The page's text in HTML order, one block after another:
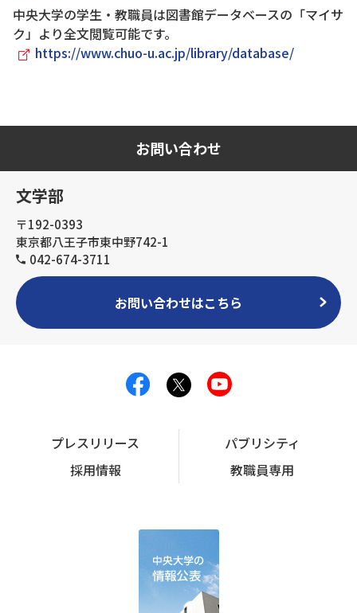
中央大学の学生・教職員は図書館データベースの「マイサ
ク」より全文閲覧可能です。
https://www.chuo-u.ac.jp/library/database/
お問い合わせ
文学部
〒192-0393
東京都八王子市東中野742-1
042-674-3711
お問い合わせはこちら
プレスリリース
パブリシティ
採用情報
教職員専用